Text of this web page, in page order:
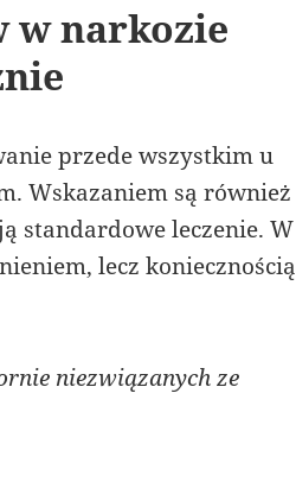
w narkozie
przede wszystkim u
Wskazaniem są również
standardowe leczenie. W
lecz koniecznością
niezwiązanych ze